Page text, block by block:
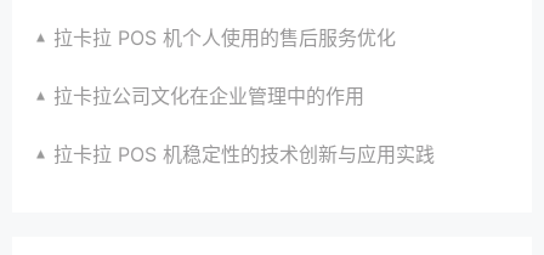
拉卡拉 POS 机个人使用的售后服务优化
拉卡拉公司文化在企业管理中的作用
拉卡拉 POS 机稳定性的技术创新与应用实践